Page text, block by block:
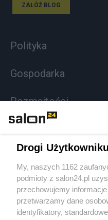
ZAŁÓŻ BLOG
Polityka
Gospodarka
Rozmaitości
Sport
Społeczeństwo
Kultura
Drogi
My, naszych 1162
podmioty z salon24.pl
przechowujemy
przetwarzamy dane
identyfikatory,